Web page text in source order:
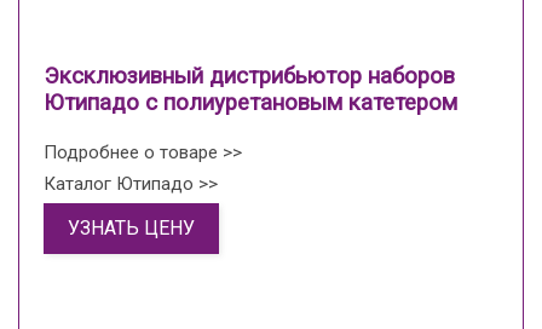
Эксклюзивный дистрибьютор наборов
Ютипадо с полиуретановым катетером
Подробнее о товаре >>
Каталог Ютипадо >>
УЗНАТЬ ЦЕНУ